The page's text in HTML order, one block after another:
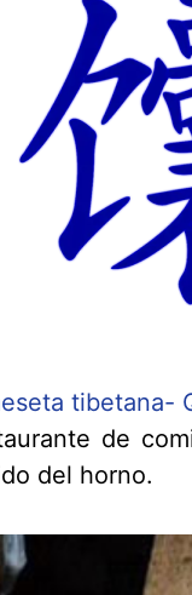
tibetana-
de
del horno.